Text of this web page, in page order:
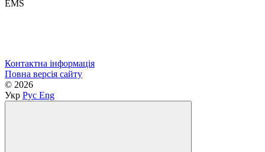
EMS
Контактна інформація
Повна версія сайту
© 2026
Укр Рус Eng